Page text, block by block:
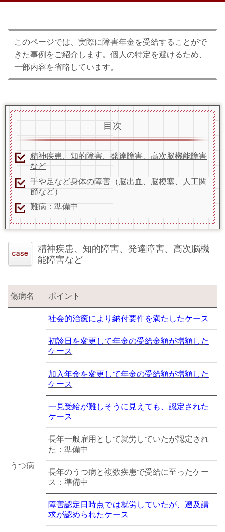
このページでは、実際に障害年金を受給することがで
きた事例をご紹介します。個人の特定を避けるため、
一部内容を省略しています。
目次
精神疾患、知的障害、発達障害、高次脳機能障害
など
手や足など身体の障害（脳出血、脳梗塞、人工関
節など）
難病：準備中
精神疾患、知的障害、発達障害、高次脳機
能障害など
傷病名 ポイント
うつ病
社会的治癒により納付要件を満たしたケース
初診日を変更して年金の受給金額が増額した
ケース
加入年金を変更して年金の受給額が増額した
ケース
一見受給が難しそうに見えても、認定された
ケース
長年一般雇用として就労していたが認定され
た：準備中
長年のうつ病と複数疾患で受給に至ったケー
ス：準備中
障害認定日時点では就労していたが、遡及請
求が認められたケース